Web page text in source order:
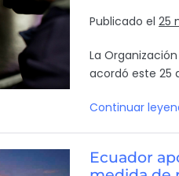
Publicado el 25
La
acordó este 25
Continuar
Ecuador